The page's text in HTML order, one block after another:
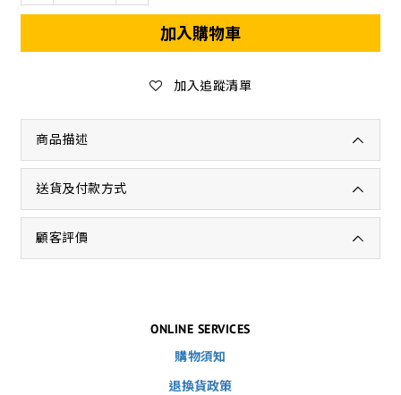
加入購物車
加入追蹤清單
商品描述
送貨及付款方式
顧客評價
ONLINE SERVICES
購物須知
退換貨政策